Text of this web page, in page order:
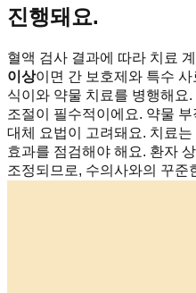
진행돼요.
혈액 검사 결과에 따라 치료
이상이면 간 보호제와 특수
식이와 약물 치료를 병행해요.
조절이 필수적이에요. 약물
대체 요법이 고려돼요. 치료
효과를 점검해야 해요. 환자
조정되므로, 수의사와의 꾸준